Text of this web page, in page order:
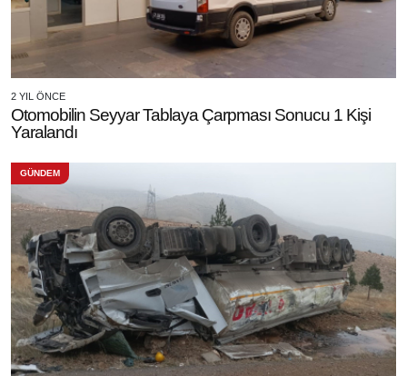
2 YIL ÖNCE
Otomobilin Seyyar Tablaya Çarpması Sonucu 1 Kişi
Yaralandı
GÜNDEM